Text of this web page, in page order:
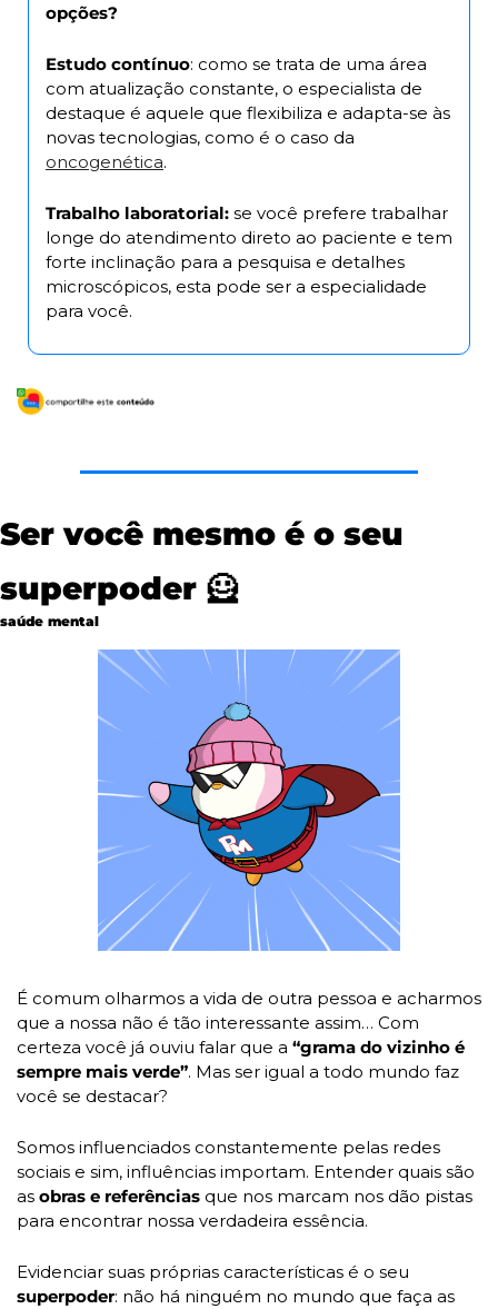
opções?
Estudo contínuo: como se trata de uma área
com atualização constante, o especialista de
destaque é aquele que flexibiliza e adapta-se às
oncogenética.
Trabalho laboratorial: se você prefere trabalhar
longe do atendimento direto ao paciente e tem
forte inclinação para a pesquisa e detalhes
microscópicos, esta pode ser a especialidade
para você.
Ser você mesmo é o seu
superpoder 🦸
saúde mental
É comum olharmos a vida de outra pessoa e acharmos
que a nossa não é tão interessante assim… Com
certeza você já ouviu falar que a “grama do vizinho é
sempre mais verde”. Mas ser igual a todo mundo faz
você se destacar?
Somos influenciados constantemente pelas redes
sociais e sim, influências importam. Entender quais são
as obras e referências que nos marcam nos dão pistas
para encontrar nossa verdadeira essência.
superpoder: não há ninguém no mundo que faça as